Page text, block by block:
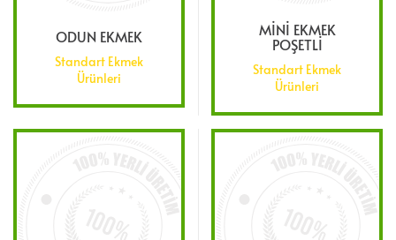
ODUN EKMEK
Standart Ekmek
Ürünleri
MİNİ EKMEK
POŞETLİ
Standart Ekmek
Ürünleri